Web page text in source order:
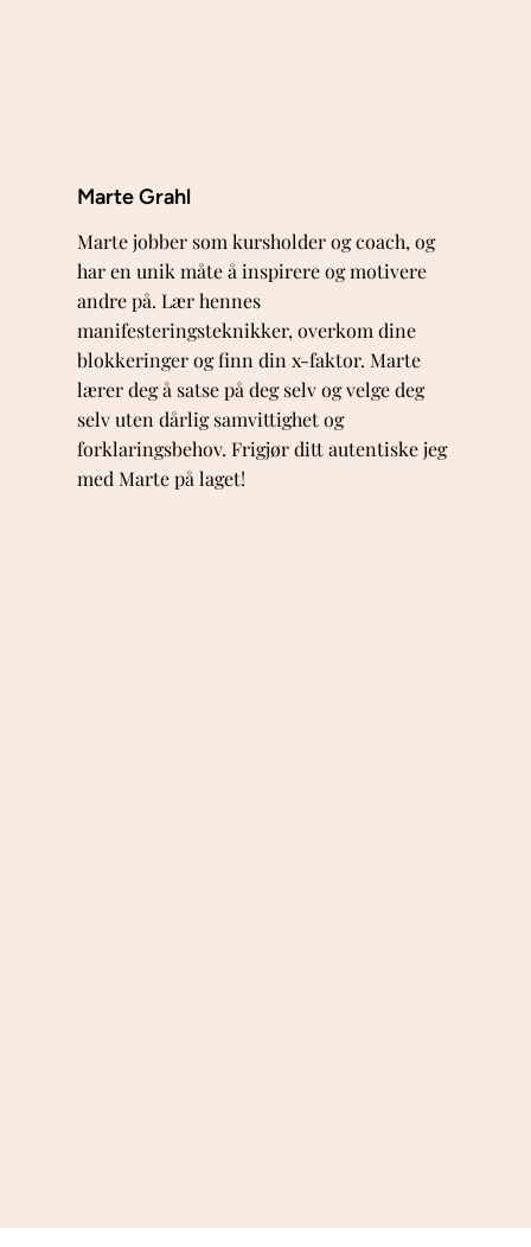
Marte Grahl
Marte jobber som kursholder og coach, og
har en unik måte å inspirere og motivere
andre på. Lær hennes
manifesteringsteknikker, overkom dine
blokkeringer og finn din x-faktor. Marte
lærer deg å satse på deg selv og velge deg
selv uten dårlig samvittighet og
forklaringsbehov. Frigjør ditt autentiske jeg
med Marte på laget!